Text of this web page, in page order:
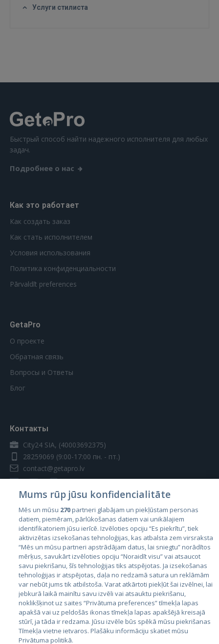
Услуги стилиста
Быстрый способ найти надежного исполнителя для любых
задач.
Подробнее о нас
Как это работает
Как создать заказ
Как стать исполнителем
Условия использования
Политика конфиденциальности
Pārvaldīt preferences
GetaPro
О проекте
Обратная связь
Вопросы и Ответы
Блог
Контакты
City24 SIA, (40003692375)
28259069 (9:00-17:00 пн. - пт.)
contact@getapro.lv
Страны
Эстония
Латвия
Литва
Mums rūp jūsu konfidencialitāte
Mēs un mūsu 270partneri glabājam un piekļūstam personas
datiem, piemēram, pārlūkošanas datiem vai unikālajiem
identifikatoriem jūsu ierīcē. Izvēloties opciju “Es piekrītu”, tiek
aktivizētas izsekošanas tehnoloģijas, kas atbalsta zem virsraksta
“Mēs un mūsu partneri apstrādājam datus, lai sniegtu” norādītos
mērķus, savukārt izvēloties opciju “Noraidīt visu” vai atsaucot
savu piekrišanu, šīs tehnoloģijas tiks atspējotas. Ja izsekošanas
tehnoloģijas ir atspējotas, daļa no redzamā satura un reklāmām
var nebūt jums tik atbilstoša. Varat atkārtoti piekļūt šai izvēlnei, lai
jebkurā laikā mainītu savu izvēli vai atsauktu piekrišanu,
noklikšķinot uz saites “Privātuma preferences” tīmekļa lapas
apakšā vai uz peldošās ikonas tīmekļa lapas apakšējā kreisajā
stūrī, ja tāda ir redzama. Jūsu izvēle būs spēkā mūsu piekrišanas
Tīmekļa vietne ietvaros. Plašāku informāciju skatiet mūsu
Privātuma politikā.